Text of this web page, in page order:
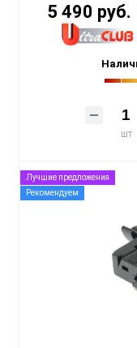
5 490 руб.
шт
Лучшие предложения
Рекомендуем